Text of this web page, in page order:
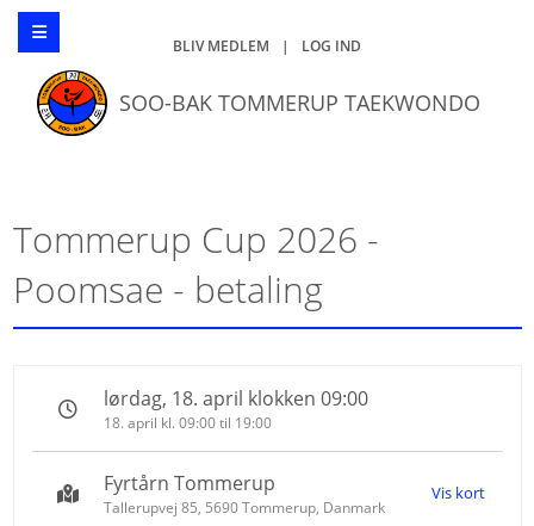
BLIV MEDLEM | LOG IND
SOO-BAK TOMMERUP TAEKWONDO
Tommerup Cup 2026 -
Poomsae - betaling
lørdag, 18. april klokken 09:00
18. april kl. 09:00 til 19:00
Fyrtårn Tommerup
Tallerupvej 85, 5690 Tommerup, Danmark
Vis kort